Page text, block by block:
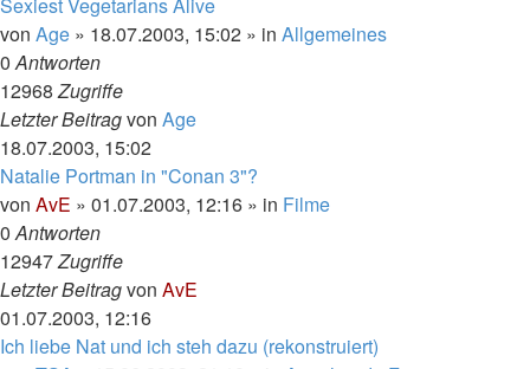
von Age » 18.07.2003, 15:02 » in Allgemeines
0Antworten
12968Zugriffe
Letzter Beitragvon Age
18.07.2003, 15:02
Natalie Portman in "Conan 3"?
von AvE » 01.07.2003, 12:16 » in Filme
0Antworten
12947Zugriffe
Letzter Beitragvon AvE
01.07.2003, 12:16
Ich liebe Nat und ich steh dazu (rekonstruiert)